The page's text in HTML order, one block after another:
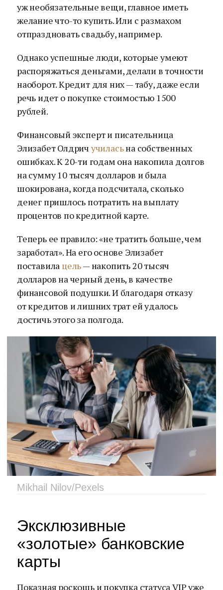
уж необязательные вещи, главное иметь
желание что-то купить. Или с размахом
отпраздновать свадьбу, например.
Однако успешные люди, которые умеют
распоряжаться деньгами, делали в точности
наоборот. Кредит для них — табу, даже если
речь идет о покупке стоимостью 1500
рублей.
Финансовый эксперт и писательница
Элизабет Олдрич училасьна собственных
ошибках. К 20-ти годам она накопила долгов
на сумму 10 тысяч долларов и была
шокирована, когда подсчитала, сколько
денег пришлось потратить на выплату
процентов по кредитной карте.
Теперь ее правило: «не тратить больше, чем
заработал». На его основе Элизабет
поставила цель— накопить 20 тысяч
долларов на черный день, в качестве
финансовой подушки. И благодаря отказу
от кредитов и лишних трат ей удалось
достичь этого за полгода.
Mikhail Nilov/Pexels
Эксклюзивные
«золотые» банковские
карты
Показная роскошь и покупка статуса VIP уже